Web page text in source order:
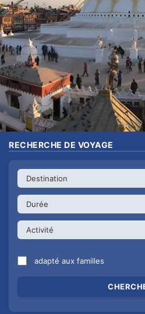
RECHERCHE DE VOYAGE
adapté aux familles